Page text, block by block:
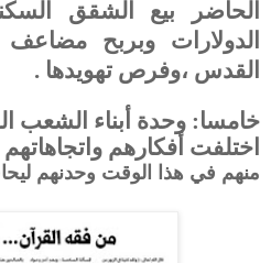
الحاضر بيع الشقق
الدولارات وبربح
القدس ،وفرص تهويدها .
خامسا: وحدة أبناء الشعب
اختلفت أفكارهم
منهم في هذا الوقت وحدنهم